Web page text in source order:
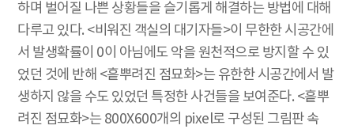
하며 벌어질 나쁜 상황들을 슬기롭게 해결하는 방법에 대해
다루고 있다. <비워진 객실의 대기자들>이 무한한 시공간에
서 발생확률이 0이 아님에도 악을 원천적으로 방지할 수 있
었던 것에 반해 <흩뿌려진 점묘화>는 유한한 시공간에서 발
생하지 않을 수도 있었던 특정한 사건들을 보여준다. <흩뿌
려진 점묘화>는 800X600개의 pixel로 구성된 그림판 속